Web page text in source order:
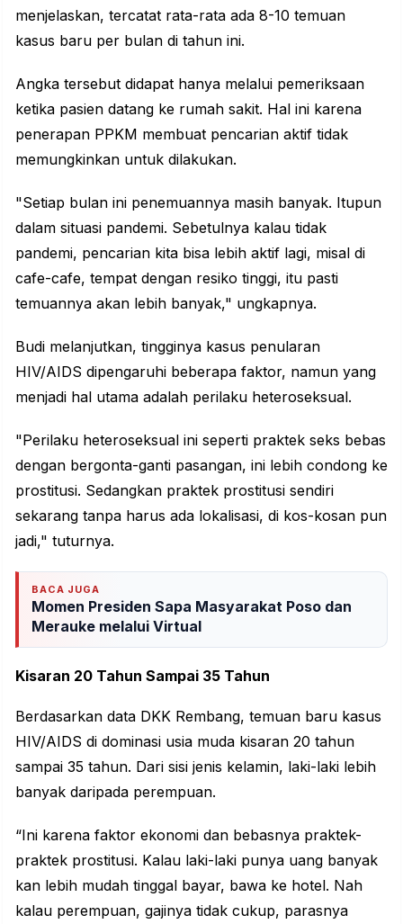
menjelaskan, tercatat rata-rata ada 8-10 temuan
kasus baru per bulan di tahun ini.
Angka tersebut didapat hanya melalui pemeriksaan
ketika pasien datang ke rumah sakit. Hal ini karena
penerapan PPKM membuat pencarian aktif tidak
memungkinkan untuk dilakukan.
"Setiap bulan ini penemuannya masih banyak. Itupun
dalam situasi pandemi. Sebetulnya kalau tidak
pandemi, pencarian kita bisa lebih aktif lagi, misal di
cafe-cafe, tempat dengan resiko tinggi, itu pasti
temuannya akan lebih banyak," ungkapnya.
Budi melanjutkan, tingginya kasus penularan
HIV/AIDS dipengaruhi beberapa faktor, namun yang
menjadi hal utama adalah perilaku heteroseksual.
"Perilaku heteroseksual ini seperti praktek seks bebas
dengan bergonta-ganti pasangan, ini lebih condong ke
prostitusi. Sedangkan praktek prostitusi sendiri
sekarang tanpa harus ada lokalisasi, di kos-kosan pun
jadi," tuturnya.
BACA JUGA
Momen Presiden Sapa Masyarakat Poso dan
Merauke melalui Virtual
Kisaran 20 Tahun Sampai 35 Tahun
Berdasarkan data DKK Rembang, temuan baru kasus
HIV/AIDS di dominasi usia muda kisaran 20 tahun
sampai 35 tahun. Dari sisi jenis kelamin, laki-laki lebih
banyak daripada perempuan.
“Ini karena faktor ekonomi dan bebasnya praktek-
praktek prostitusi. Kalau laki-laki punya uang banyak
kan lebih mudah tinggal bayar, bawa ke hotel. Nah
kalau perempuan, gajinya tidak cukup, parasnya